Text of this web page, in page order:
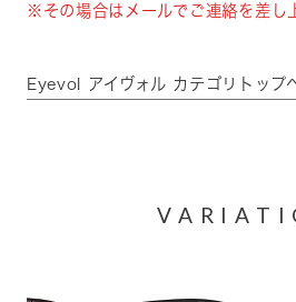
※その場合はメールでご連絡を差し
Eyevol アイヴォル カテゴリトップ